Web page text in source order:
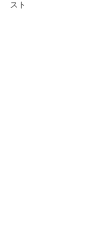
スト